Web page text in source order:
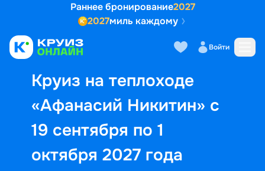
Раннее бронирование2027
2027миль каждому
Войти
Круиз на теплоходе
«Афанасий Никитин» с
19 сентября по 1
октября 2027 года
Выбор кают Маршрут и